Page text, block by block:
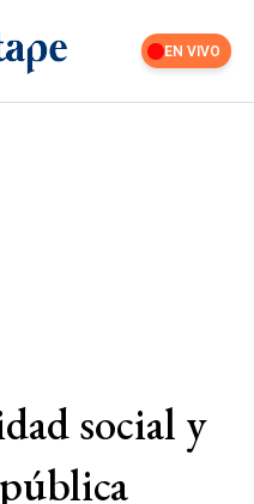
EN VIVO
social y